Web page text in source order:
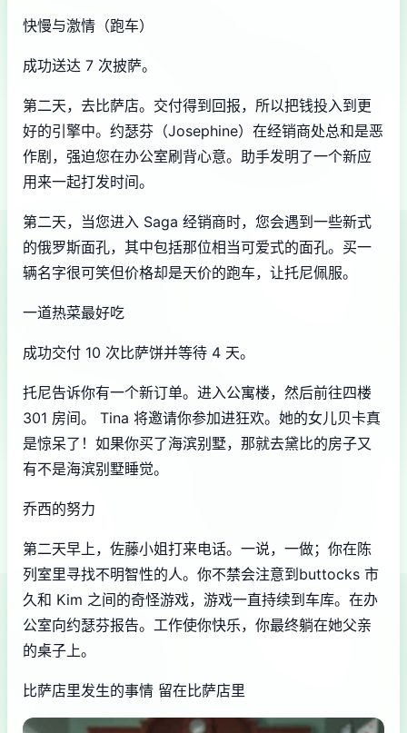
快慢与激情（跑车）
成功送达 7 次披萨。
第二天，去比萨店。交付得到回报，所以把钱投入到更
好的引擎中。约瑟芬（Josephine）在经销商处总和是恶
作剧，强迫您在办公室刷背心意。助手发明了一个新应
用来一起打发时间。
第二天，当您进入 Saga 经销商时，您会遇到一些新式
的俄罗斯面孔，其中包括那位相当可爱式的面孔。买一
辆名字很可笑但价格却是天价的跑车，让托尼佩服。
一道热菜最好吃
成功交付 10 次比萨饼并等待 4 天。
托尼告诉你有一个新订单。进入公寓楼，然后前往四楼
301 房间。 Tina 将邀请你参加进狂欢。她的女儿贝卡真
是惊呆了！如果你买了海滨别墅，那就去黛比的房子又
有不是海滨别墅睡觉。
乔西的努力
第二天早上，佐藤小姐打来电话。一说，一做；你在陈
列室里寻找不明智性的人。你不禁会注意到buttocks 市
久和 Kim 之间的奇怪游戏，游戏一直持续到车库。在办
公室向约瑟芬报告。工作使你快乐，你最终躺在她父亲
的桌子上。
比萨店里发生的事情 留在比萨店里